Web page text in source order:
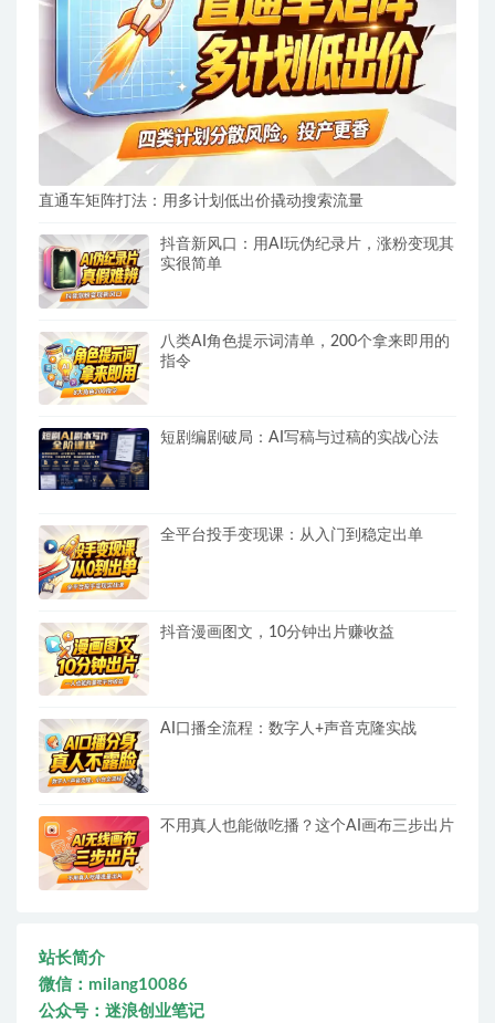
直通车矩阵打法：用多计划低出价撬动搜索流量
抖音新风口：用AI玩伪纪录片，涨粉变现其
实很简单
八类AI角色提示词清单，200个拿来即用的
指令
短剧编剧破局：AI写稿与过稿的实战心法
全平台投手变现课：从入门到稳定出单
抖音漫画图文，10分钟出片赚收益
AI口播全流程：数字人+声音克隆实战
不用真人也能做吃播？这个AI画布三步出片
站长简介
微信：milang10086
公众号：迷浪创业笔记